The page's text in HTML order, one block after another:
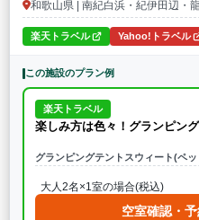
和歌山県 | 南紀白浜・紀伊田辺・
楽天トラベル Yahoo!トラベル
この施設のプラン例
楽天トラベル
楽しみ方は色々！グランピン
グランピングテントスウィート(ペッ
大人2名×1室の場合(税込)
空室確認・